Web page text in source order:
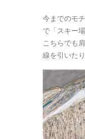
今までのモ
で「スキー
こちらでも
線を引いた